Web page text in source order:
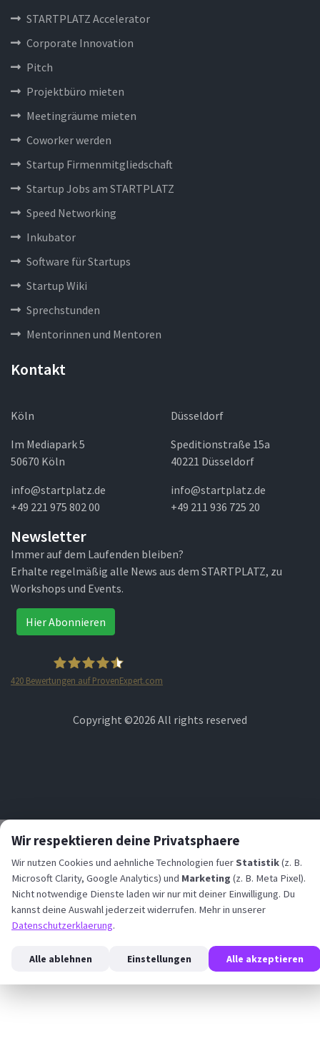
STARTPLATZ Accelerator
Corporate Innovation
Pitch
Projektbüro mieten
Meetingräume mieten
Coworker werden
Startup Firmenmitgliedschaft
Startup Jobs am STARTPLATZ
Speed Networking
Inkubator
Software für Startups
Startup Wiki
Sprechstunden
Mentorinnen und Mentoren
Kontakt
Köln
Im Mediapark 5
50670 Köln
info@startplatz.de
+49 221 975 802 00
Düsseldorf
Speditionstraße 15a
40221 Düsseldorf
info@startplatz.de
+49 211 936 725 20
Newsletter
Immer auf dem Laufenden bleiben?
Erhalte regelmäßig alle News aus dem STARTPLATZ, zu
Workshops und Events.
Hier Abonnieren
420 Bewertungen auf ProvenExpert.com
Copyright ©2026 All rights reserved
Wir respektieren deine Privatsphaere
Wir nutzen Cookies und aehnliche Technologien fuerStatistik(z. B.
Microsoft Clarity, Google Analytics) und Marketing (z. B. Meta Pixel).
Nicht notwendige Dienste laden wir nur mit deiner Einwilligung. Du
kannst deine Auswahl jederzeit widerrufen. Mehr in unserer
Datenschutzerklaerung.
Alle ablehnen Einstellungen Alle akzeptieren